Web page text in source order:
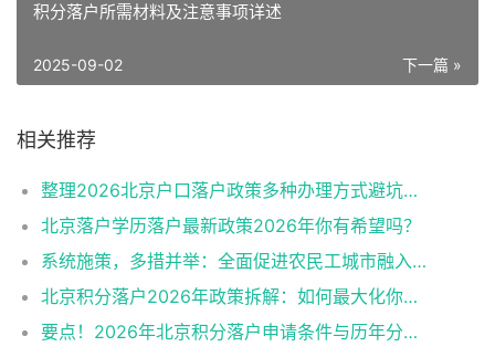
积分落户所需材料及注意事项详述
下一篇 »
2025-09-02
相关推荐
整理2026北京户口落户政策多种办理方式避坑指南
北京落户学历落户最新政策2026年你有希望吗？
系统施策，多措并举：全面促进农民工城市融入与社会融合
北京积分落户2026年政策拆解：如何最大化你的积分？
要点！2026年北京积分落户申请条件与历年分数线趋势